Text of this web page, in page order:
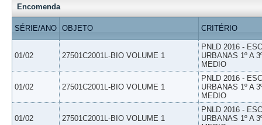
Encomenda
SÉRIE/ANO OBJETO CRITÉRIO
01/02 27501C2001L-BIO VOLUME 1
PNLD 2016 -
URBANAS 1º A
MEDIO
01/02 27501C2001L-BIO VOLUME 1
PNLD 2016 -
URBANAS 1º A
MEDIO
01/02 27501C2001L-BIO VOLUME 1
PNLD 2016 -
URBANAS 1º A